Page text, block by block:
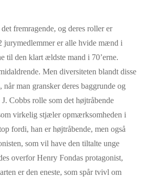
fremragende, og deres roller er
jurymedlemmer er alle hvide mænd i
til den klart ældste mand i 70’erne.
Men diversiteten blandt disse
man gransker deres baggrunde og
Cobbs rolle som det højtråbende
virkelig stjæler opmærksomheden i
fordi, han er højtråbende, men også
som vil have den tiltalte unge
overfor Henry Fondas protagonist,
er den eneste, som spår tvivl om